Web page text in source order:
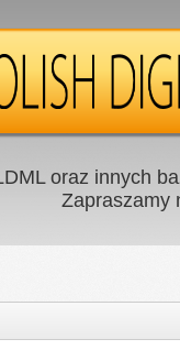
oraz innych
Zapraszamy